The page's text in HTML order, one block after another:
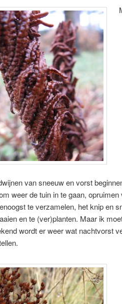
van sneeuw en vorst
weer de tuin in te gaan,
te verzamelen, het knip en
en te (ver)planten. Maar ik
wordt er weer wat nachtvorst